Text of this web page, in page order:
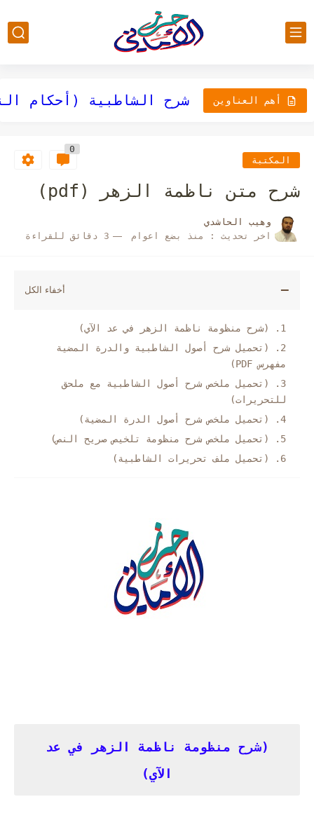
أهم العناوين
تحريرات أبي عمرو
تحريرات قالون
المكتبة
0
شرح متن ناظمة الزهر (pdf)
وهيب الحاشدي
اخر تحديث :
منذ بضع اعوام 3 دقائق للقراءة
(شرح منظومة ناظمة الزهر في عد الآي)
(تحميل شرح أصول الشاطبية والدرة المضية
مفهرس PDF)
(تحميل ملخص شرح أصول الشاطبية مع ملحق
للتحريرات)
(تحميل ملخص شرح أصول الدرة المضية)
(تحميل ملخص شرح منظومة تلخيص صريح النص)
(تحميل ملف تحريرات الشاطبية)
(شرح منظومة ناظمة الزهر في عد
الآي)